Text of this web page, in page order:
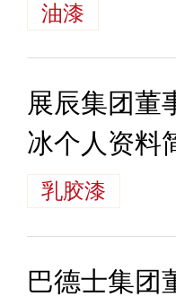
油漆
展辰集团董
冰个人资料
乳胶漆
巴德士集团